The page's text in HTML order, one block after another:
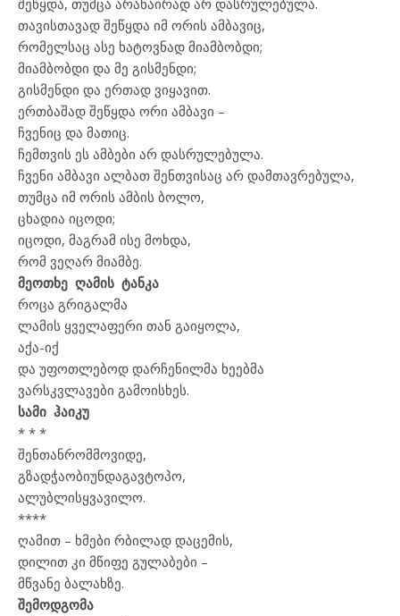
შეწყდა, თუმცა არანაირად არ დასრულებულა.
თავისთავად შეწყდა იმ ორის ამბავიც,
რომელსაც ასე ხატოვნად მიამბობდი;
მიამბობდი და მე გისმენდი;
გისმენდი და ერთად ვიყავით.
ერთბაშად შეწყდა ორი ამბავი –
ჩვენიც და მათიც.
ჩემთვის ეს ამბები არ დასრულებულა.
ჩვენი ამბავი ალბათ შენთვისაც არ დამთავრებულა,
თუმცა იმ ორის ამბის ბოლო,
ცხადია იცოდი;
იცოდი, მაგრამ ისე მოხდა,
რომ ვეღარ მიამბე.
მეოთხე ღამის ტანკა
როცა გრიგალმა
ლამის ყველაფერი თან გაიყოლა,
აქა-იქ
და უფოთლებოდ დარჩენილმა ხეებმა
ვარსკვლავები გამოისხეს.
სამი ჰაიკუ
* * *
შენთანრომმოვიდე,
გზადჭაობიუნდაგავტოპო,
ალუბლისყვავილო.
****
ღამით – ხმები რბილად დაცემის,
დილით კი მწიფე გულაბები –
მწვანე ბალახზე.
შემოდგომა